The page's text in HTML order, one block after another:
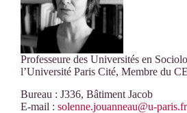
Professeure des Universités en
l’Université Paris Cité, Membre du
Bureau : J336, Bâtiment Jacob
E-mail : solenne.jouanneau@u-paris.fr